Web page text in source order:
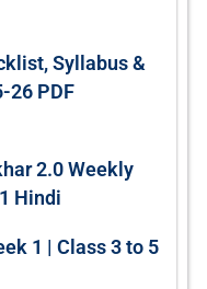
Syllabus &
26 PDF
2.0 Weekly
Hindi
1 | Class 3 to 5